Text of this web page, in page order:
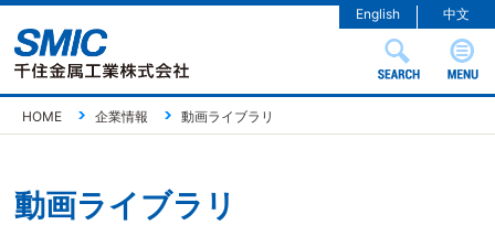
中文
English
HOME 企業情報 動画ライブラリ
動画ライブラリ